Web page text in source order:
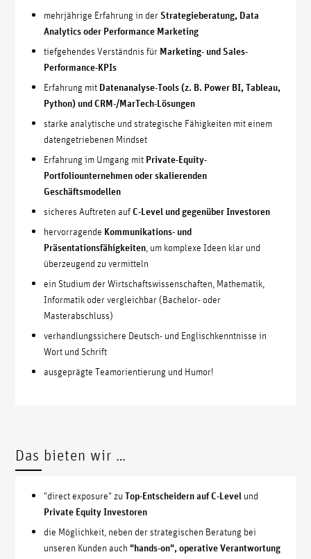
mehrjährige Erfahrung in der Strategieberatung, Data
Analytics oder Performance Marketing
tiefgehendes Verständnis für Marketing- und Sales-
Performance-KPIs
Erfahrung mit Datenanalyse-Tools (z. B. Power BI, Tableau,
Python) und CRM-/MarTech-Lösungen
starke analytische und strategische Fähigkeiten mit einem
datengetriebenen Mindset
Erfahrung im Umgang mit Private-Equity-
Portfoliounternehmen oder skalierenden
Geschäftsmodellen
sicheres Auftreten aufC-Level und gegenüber Investoren
hervorragende Kommunikations- und
Präsentationsfähigkeiten , um komplexe Ideen klar und
überzeugend zu vermitteln
ein Studium der Wirtschaftswissenschaften, Mathematik,
Informatik oder vergleichbar (Bachelor- oder
Masterabschluss)
verhandlungssichere Deutsch- und Englischkenntnisse in
Wort und Schrift
ausgeprägte Teamorientierung und Humor!
Das bieten wir …
"direct exposure" zuTop-Entscheidern auf C-Level und
Private Equity Investoren
die Möglichkeit, neben der strategischen Beratung bei
unseren Kunden auch "hands-on", operative Verantwortung